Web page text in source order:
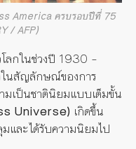
America ครบรอบปีที่ 75
/ AFP)
ลกในช่วงปี 1930 –
ในสัญลักษณ์ของการ
เป็นชาตินิยมแบบเต็มขั้น
Universe) เกิดขึ้น
และได้รับความนิยมไป